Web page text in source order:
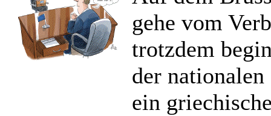
gehe vom
trotzdem
der
ein